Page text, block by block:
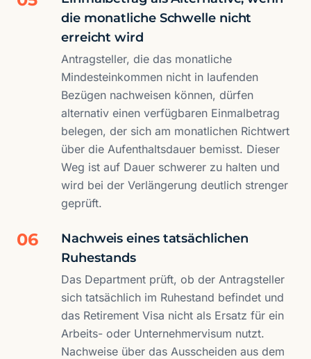
die monatliche Schwelle nicht
erreicht wird
Antragsteller, die das monatliche
Mindesteinkommen nicht in laufenden
Bezügen nachweisen können, dürfen
alternativ einen verfügbaren Einmalbetrag
belegen, der sich am monatlichen Richtwert
über die Aufenthaltsdauer bemisst. Dieser
Weg ist auf Dauer schwerer zu halten und
wird bei der Verlängerung deutlich strenger
geprüft.
06
Nachweis eines tatsächlichen
Ruhestands
Das Department prüft, ob der Antragsteller
sich tatsächlich im Ruhestand befindet und
das Retirement Visa nicht als Ersatz für ein
Arbeits- oder Unternehmervisum nutzt.
Nachweise über das Ausscheiden aus dem